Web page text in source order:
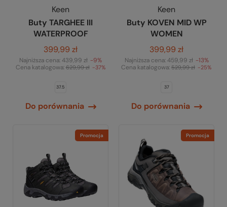
Keen
Buty TARGHEE III
WATERPROOF
399,99 zł
Najniższa cena:439,99 zł -9%
Cena katalogowa:629,99 zł -37%
37.5
Do porównania
Keen
Buty KOVEN MID WP
WOMEN
399,99 zł
Najniższa cena:459,99 zł -13%
Cena katalogowa: 529,99 zł -25%
37
Do porównania
Promocja Promocja